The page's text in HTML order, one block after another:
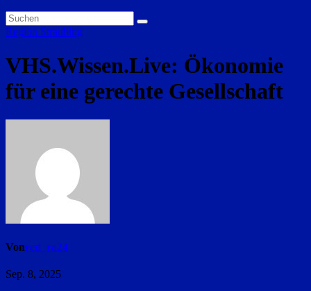
Region Straubing
VHS.Wissen.Live: Ökonomie
für eine gerechte Gesellschaft
Vonred_ra24
Sep. 8, 2025